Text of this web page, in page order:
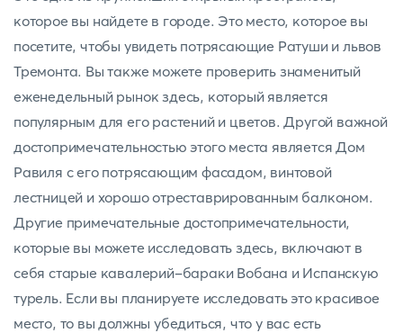
которое вы найдете в городе. Это место, которое вы
посетите, чтобы увидеть потрясающие Ратуши и львов
Тремонта. Вы также можете проверить знаменитый
еженедельный рынок здесь, который является
популярным для его растений и цветов. Другой важной
достопримечательностью этого места является Дом
Равиля с его потрясающим фасадом, винтовой
лестницей и хорошо отреставрированным балконом.
Другие примечательные достопримечательности,
которые вы можете исследовать здесь, включают в
себя старые кавалерий-бараки Вобана и Испанскую
турель. Если вы планируете исследовать это красивое
место, то вы должны убедиться, что у вас есть